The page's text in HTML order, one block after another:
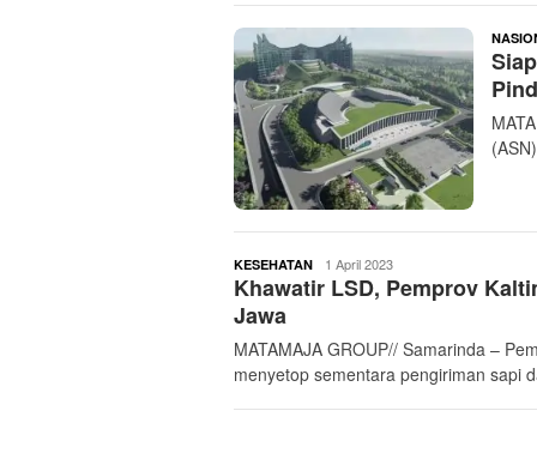
KESEHATANbuserjatim
1 April 2023
Khawatir LSD, Pemprov
Jawa
MATAMAJA GROUP// Samarinda –
menyetop sementara pengiriman sapi